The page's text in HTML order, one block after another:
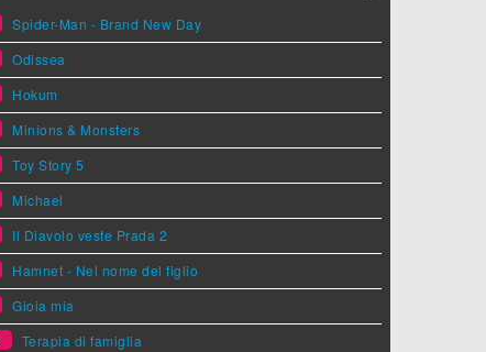
Spider-Man - Brand New Day
Odissea
Hokum
Minions & Monsters
Toy Story 5
Michael
Il Diavolo veste Prada 2
Hamnet - Nel nome del figlio
Gioia mia
Terapia di famiglia